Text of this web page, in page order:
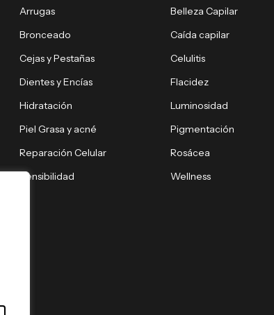
Arrugas
Belleza Capilar
Bronceado
Caída capilar
Cejas y Pestañas
Celulitis
Dientes y Encías
Flacidez
Hidratación
Luminosidad
Piel Grasa y acné
Pigmentación
Reparación Celular
Rosácea
Sensibilidad
Wellness